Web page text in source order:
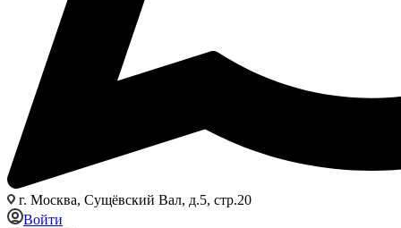
г. Москва, Сущёвский Вал, д.5, стр.20
Войти